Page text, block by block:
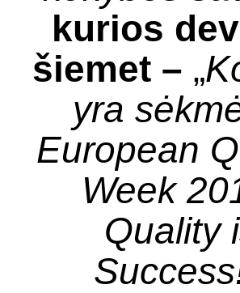
kurios
šiemet– „
yra
European
Week
Quality